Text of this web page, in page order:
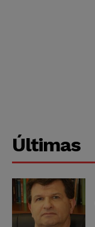
Últimas